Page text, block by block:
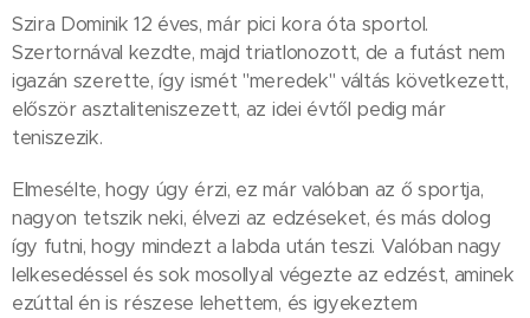
Szira Dominik 12 éves, már pici kora óta sportol.
Szertornával kezdte, majd triatlonozott, de a futást nem
igazán szerette, így ismét "meredek" váltás következett,
először asztaliteniszezett, az idei évtől pedig már
teniszezik.
Elmesélte, hogy úgy érzi, ez már valóban az ő sportja,
nagyon tetszik neki, élvezi az edzéseket, és más dolog
így futni, hogy mindezt a labda után teszi. Valóban nagy
lelkesedéssel és sok mosollyal végezte az edzést, aminek
ezúttal én is részese lehettem, és igyekeztem